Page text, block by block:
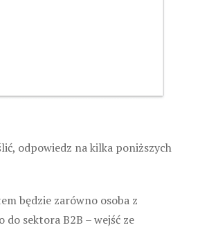
odpowiedz na kilka poniższych
będzie zarówno osoba z
do sektora B2B – wejść ze